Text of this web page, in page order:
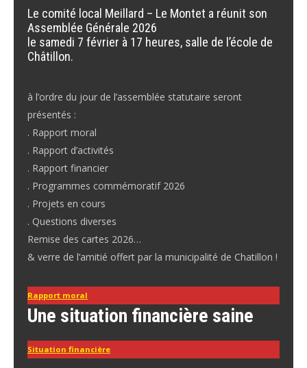
Le comité local Meillard – Le Montet a réunit son
Assemblée Générale 2026
le samedi 7 février à 17 heures, salle de l’école de
Châtillon.
à l’ordre du jour de l’assemblée statutaire seront
présentés :
. Rapport moral
. Rapport d’activités
. Rapport financier
. Programmes commémoratif 2026
. Projets en cours
. Questions diverses
Remise des cartes 2026…
& verre de l’amitié offert par la municipalité de Chatillon !
Rapport moral
Une situation financière saine
Situation financière